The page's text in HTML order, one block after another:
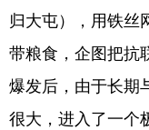
归大屯），用铁丝
带粮食，企图把抗
爆发后，由于长期
很大，进入了一个